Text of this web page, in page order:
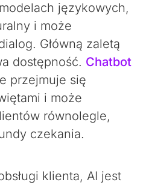
językowych,
i może
Główną zaletą
dostępność. Chatbot
przejmuje się
i może
równolegle,
czekania.
klienta, AI jest